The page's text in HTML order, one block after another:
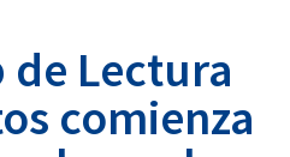
de Lectura
comienza